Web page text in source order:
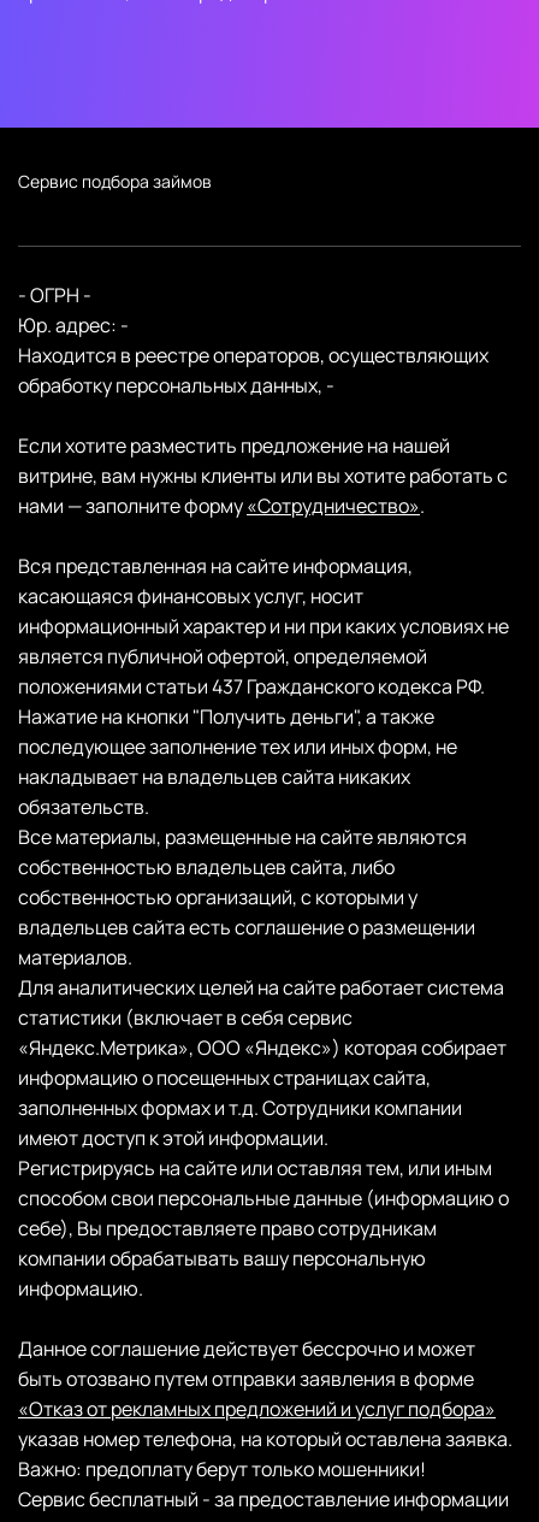
Сервис подбора займов
- ОГРН -
Юр. адрес: -
Находится в реестре операторов, осуществляющих
обработку персональных данных, -
Если хотите разместить предложение на нашей
витрине, вам нужны клиенты или вы хотите работать с
нами — заполните форму«Сотрудничество».
Вся представленная на сайте информация,
касающаяся финансовых услуг, носит
информационный характер и ни при каких условиях не
является публичной офертой, определяемой
положениями статьи 437 Гражданского кодекса РФ.
Нажатие на кнопки "Получить деньги", а также
последующее заполнение тех или иных форм, не
накладывает на владельцев сайта никаких
обязательств.
Все материалы, размещенные на сайте являются
собственностью владельцев сайта, либо
собственностью организаций, с которыми у
владельцев сайта есть соглашение о размещении
материалов.
Для аналитических целей на сайте работает система
статистики (включает в себя сервис
«Яндекс.Метрика», ООО «Яндекс») которая собирает
информацию о посещенных страницах сайта,
заполненных формах и т.д. Сотрудники компании
имеют доступ к этой информации.
Регистрируясь на сайте или оставляя тем, или иным
способом свои персональные данные (информацию о
себе), Вы предоставляете право сотрудникам
компании обрабатывать вашу персональную
информацию.
Данное соглашение действует бессрочно и может
быть отозвано путем отправки заявления в форме
«Отказ от рекламных предложений и услуг подбора»
указав номер телефона, на который оставлена заявка.
Важно: предоплату берут только мошенники!
Сервис бесплатный - за предоставление информации